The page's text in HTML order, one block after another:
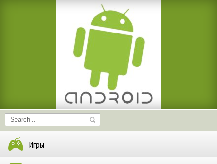
Игры